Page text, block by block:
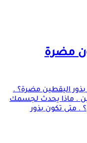
مضرة
بذور اليقطين مضرة؟ .
. ماذا يحدث لجسمك
. متى تكون بذور